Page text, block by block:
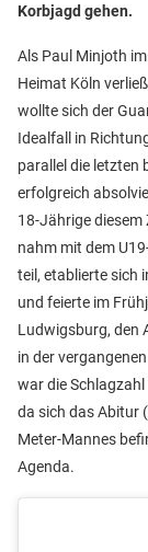
Korbjagd gehen.
Als Paul Minjoth
Heimat Köln
wollte sich der
Idealfall in
parallel die letzten
erfolgreich
18-Jährige diesem
nahm mit dem
teil, etablierte sich
und feierte im
Ludwigsburg, den
in der
war die
da sich das Abitur
Meter-Mannes
Agenda.